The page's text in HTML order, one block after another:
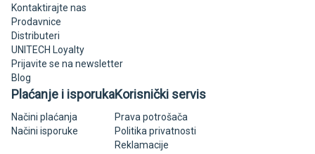
Kontaktirajte nas
Prodavnice
Distributeri
UNITECH Loyalty
Prijavite se na newsletter
Blog
Plaćanje i isporuka
Načini plaćanja
Načini isporuke
Korisnički servis
Prava potrošača
Politika privatnosti
Reklamacije